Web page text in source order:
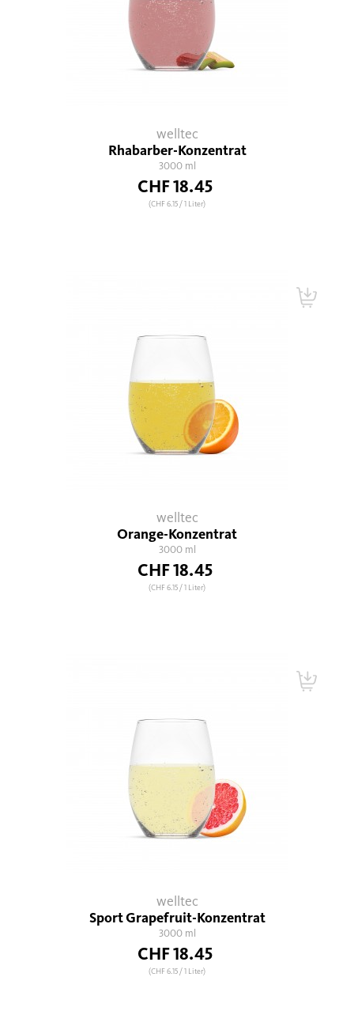
welltec
Rhabarber-Konzentrat
3000 ml
CHF 18.45
(CHF 6.15/ 1 Liter)
welltec
Orange-Konzentrat
3000 ml
CHF 18.45
(CHF 6.15/ 1 Liter)
welltec
Sport Grapefruit-Konzentrat
3000 ml
CHF 18.45
(CHF 6.15/ 1 Liter)